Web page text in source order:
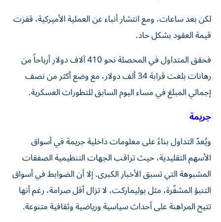
لكن بعد ساعات، ومع انتشار أنباء عن العملية الأميركية، قفزت
قيمة العقود بشكل حاد.
فحقق المتداول في المحصلة نحو 410 آلاف دولار أرباحاً من
رهانات بلغت قرابة 34 ألف دولار، مع وضع أكثر من نصف
إجمالي المبلغ في مساء اليوم السابق للتطورات العسكرية.
جريمة
ويُعدّ التداول بناءً على معلومات داخلية جريمة في أسواق
الأسهم التقليدية، حيث تراقب الجهات التنظيمية الصفقات
المشبوهة التي تسبق الأخبار الكبرى. إلا أن الضوابط في أسواق
التنبؤ المشفّرة، مثل بوليماركت، لا تزال أقل صرامة، رغم أنها
تتيح المراهنة على أحداث سياسية ورياضية وثقافية متنوعة.